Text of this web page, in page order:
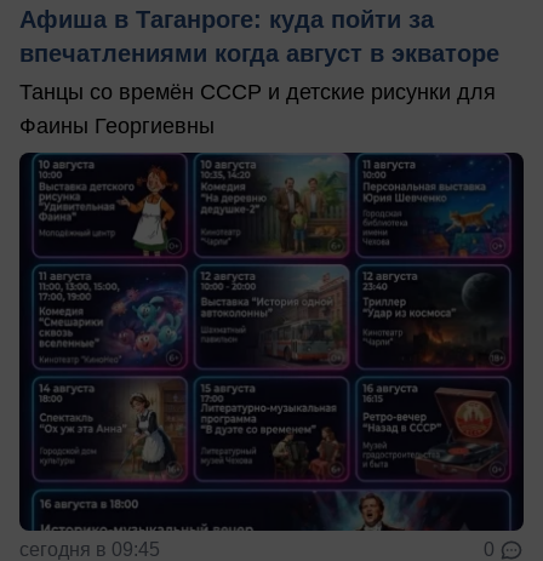
Афиша в Таганроге: куда пойти за
впечатлениями когда август в экваторе
Танцы со времён СССР и детские рисунки для
Фаины Георгиевны
сегодня в 09:45 0